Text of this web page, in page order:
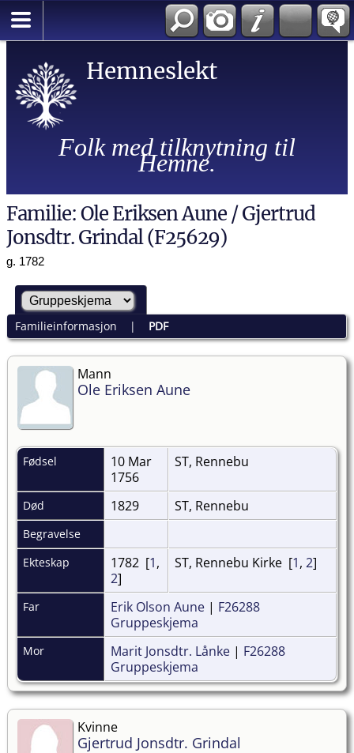
Hemneslekt
Folk med tilknytning til
Hemne.
Familie: Ole Eriksen Aune / Gjertrud
Jonsdtr. Grindal (F25629)
g. 1782
Familieinformasjon | PDF
Mann
Ole Eriksen Aune
Fødsel
10 Mar
1756
ST, Rennebu
Død 1829 ST, Rennebu
Begravelse
Ekteskap
1782 [1,
2]
ST, Rennebu Kirke [1, 2]
Far Erik Olson Aune | F26288
Gruppeskjema
Mor Marit Jonsdtr. Lånke | F26288
Gruppeskjema
Kvinne
Gjertrud Jonsdtr. Grindal